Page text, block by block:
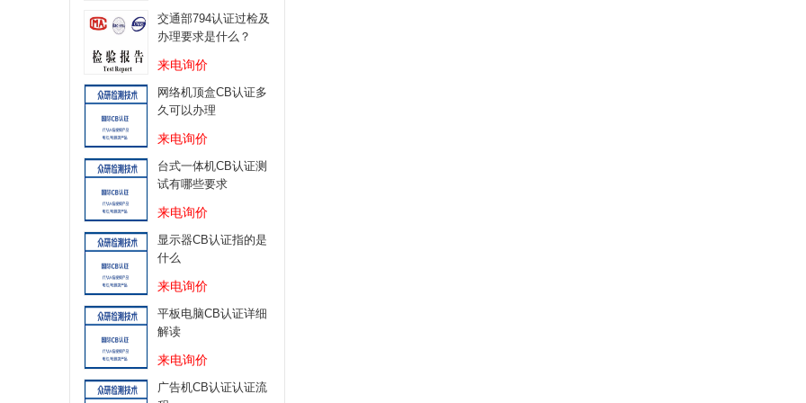
交通部794认证过检及
办理要求是什么？
来电询价
网络机顶盒CB认证多
久可以办理
来电询价
台式一体机CB认证测
试有哪些要求
来电询价
显示器CB认证指的是
什么
来电询价
平板电脑CB认证详细
解读
来电询价
广告机CB认证认证流